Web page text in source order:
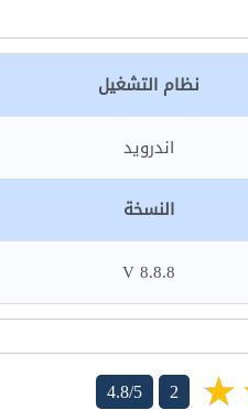
نظام التشغيل
اندرويد
النسخة
8.8.8 V
4.8/5 2